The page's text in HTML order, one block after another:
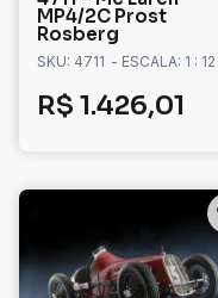
MP4/2C Prost
Rosberg
SKU: 4711 - ESCALA: 1 : 12
R$ 1.426,01